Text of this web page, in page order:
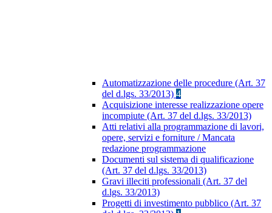
Automatizzazione delle procedure (Art. 37
del d.lgs. 33/2013) 4
Acquisizione interesse realizzazione opere
incompiute (Art. 37 del d.lgs. 33/2013)
Atti relativi alla programmazione di lavori,
opere, servizi e forniture / Mancata
redazione programmazione
Documenti sul sistema di qualificazione
(Art. 37 del d.lgs. 33/2013)
Gravi illeciti professionali (Art. 37 del
d.lgs. 33/2013)
Progetti di investimento pubblico (Art. 37